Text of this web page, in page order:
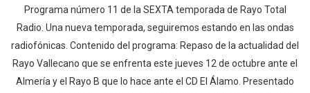
Programa número 11 de la SEXTA temporada de Rayo Total
Radio. Una nueva temporada, seguiremos estando en las ondas
radiofónicas. Contenido del programa: Repaso de la actualidad del
Rayo Vallecano que se enfrenta este jueves 12 de octubre ante el
Almería y el Rayo B que lo hace ante el CD El Álamo. Presentado